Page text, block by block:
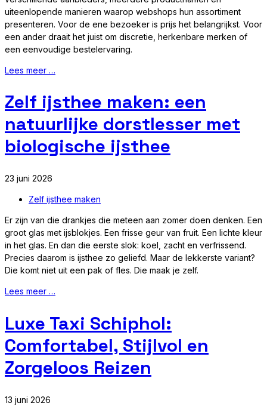
uiteenlopende manieren waarop webshops hun assortiment
presenteren. Voor de ene bezoeker is prijs het belangrijkst. Voor
een ander draait het juist om discretie, herkenbare merken of
een eenvoudige bestelervaring.
Lees meer …
Zelf ijsthee maken: een
natuurlijke dorstlesser met
biologische ijsthee
23 juni 2026
Zelf ijsthee maken
Er zijn van die drankjes die meteen aan zomer doen denken. Een
groot glas met ijsblokjes. Een frisse geur van fruit. Een lichte kleur
in het glas. En dan die eerste slok: koel, zacht en verfrissend.
Precies daarom is ijsthee zo geliefd. Maar de lekkerste variant?
Die komt niet uit een pak of fles. Die maak je zelf.
Lees meer …
Luxe Taxi Schiphol:
Comfortabel, Stijlvol en
Zorgeloos Reizen
13 juni 2026